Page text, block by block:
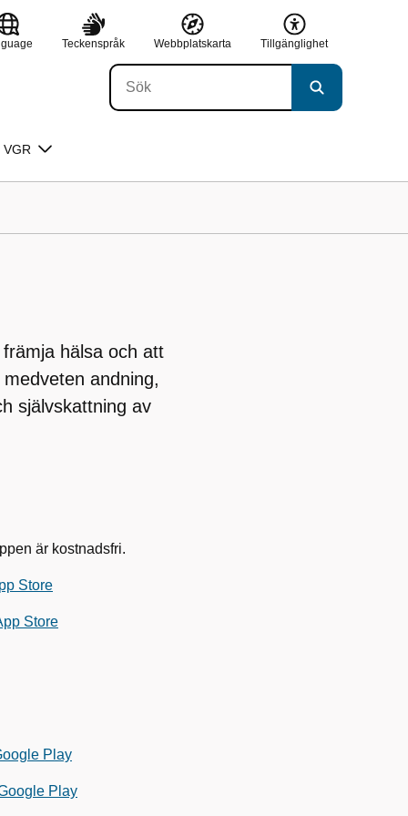
Teckenspråk Webbplatskarta Tillgänglighet
VGR
hälsa och att
andning,
självskattning av
är kostnadsfri.
Store
Store
Play
Play